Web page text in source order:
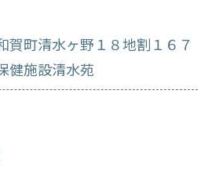
賀町清水ヶ野１８地割１６７
施設清水苑